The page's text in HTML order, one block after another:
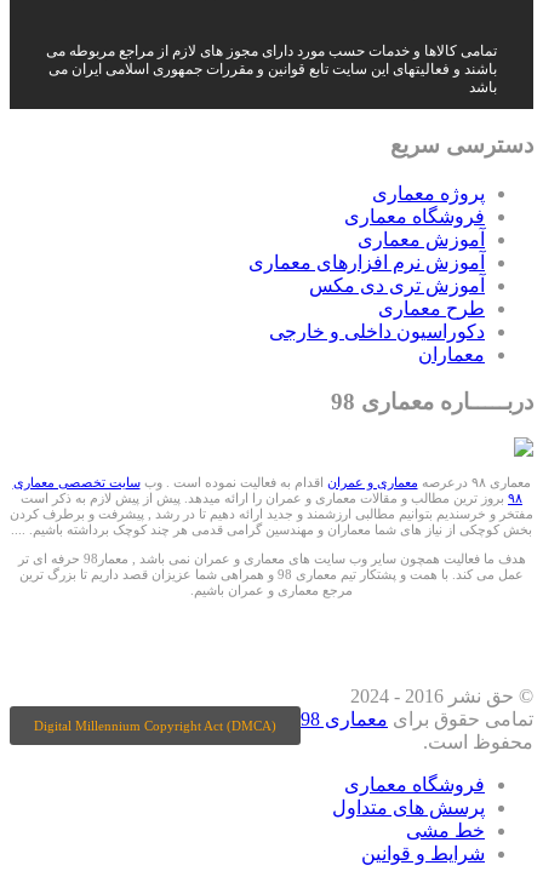
تمامی کالاها و خدمات حسب مورد دارای مجوز های لازم از مراجع مربوطه می
باشند و فعالیتهای این سایت تابع قوانین و مقررات جمهوری اسلامی ایران می
باشد
دسترسی سریع
پروژه معماری
فروشگاه معماری
آموزش معماری
آموزش نرم افزارهای معماری
آموزش تری دی مکس
طرح معماری
دکوراسیون داخلی و خارجی
معماران
دربـــــاره معماری 98
معماری ۹۸ درعرصه معماری و عمران اقدام به فعالیت نموده است . وبسایت تخصصی معماری
۹۸ بروز ترین مطالب و مقالات معماری و عمران را ارائه میدهد. پیش از پیش لازم به ذکر است
مفتخر و خرسندیم بتوانیم مطالبی ارزشمند و جدید ارائه دهیم تا در رشد , پیشرفت و برطرف کردن
بخش کوچکی از نیاز های شما معماران و مهندسین گرامی قدمی هر چند کوچک برداشته باشیم. ....
هدف ما فعالیت همچون سایر وب سایت های معماری و عمران نمی باشد , معمار98 حرفه ای تر
عمل می کند. با همت و پشتکار تیم معماری 98 و همراهی شما عزیزان قصد داریم تا بزرگ ترین
مرجع معماری و عمران باشیم.
Digital Millennium Copyright Act (DMCA)
© حق نشر 2016 - 2024
تمامی حقوق برای معماری 98
محفوظ است.
فروشگاه معماری
پرسش های متداول
خط مشی
شرایط و قوانین